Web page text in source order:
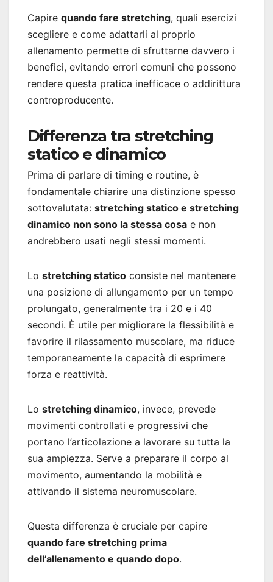
Capire quando fare stretching, quali esercizi
scegliere e come adattarli al proprio
allenamento permette di sfruttarne davvero i
benefici, evitando errori comuni che possono
rendere questa pratica inefficace o addirittura
controproducente.
Differenza tra stretching
statico e dinamico
Prima di parlare di timing e routine, è
fondamentale chiarire una distinzione spesso
sottovalutata: stretching statico e stretching
dinamico non sono la stessa cosa e non
andrebbero usati negli stessi momenti.
Lo stretching statico consiste nel mantenere
una posizione di allungamento per un tempo
prolungato, generalmente tra i 20 e i 40
secondi. È utile per migliorare la flessibilità e
favorire il rilassamento muscolare, ma riduce
temporaneamente la capacità di esprimere
forza e reattività.
Lo stretching dinamico, invece, prevede
movimenti controllati e progressivi che
portano l’articolazione a lavorare su tutta la
sua ampiezza. Serve a preparare il corpo al
movimento, aumentando la mobilità e
attivando il sistema neuromuscolare.
Questa differenza è cruciale per capire
quando fare stretching prima
dell’allenamento e quando dopo.